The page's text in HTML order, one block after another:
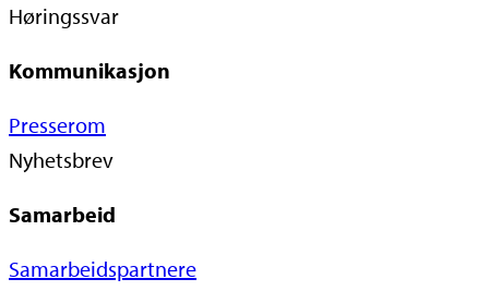
Høringssvar
Kommunikasjon
Presserom
Nyhetsbrev
Samarbeid
Samarbeidspartnere